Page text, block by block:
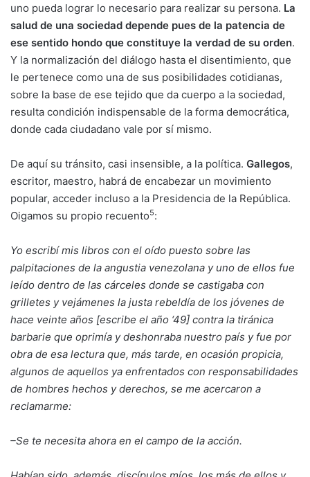
uno pueda lograr lo necesario para realizar su persona. La
salud de una sociedad depende pues de la patencia de
ese sentido hondo que constituye la verdad de su orden.
Y la normalización del diálogo hasta el disentimiento, que
le pertenece como una de sus posibilidades cotidianas,
sobre la base de ese tejido que da cuerpo a la sociedad,
resulta condición indispensable de la forma democrática,
donde cada ciudadano vale por sí mismo.
De aquí su tránsito, casi insensible, a la política. Gallegos,
escritor, maestro, habrá de encabezar un movimiento
popular, acceder incluso a la Presidencia de la República.
Oigamos su propio recuento5:
Yo escribí mis libros con el oído puesto sobre las
palpitaciones de la angustia venezolana y uno de ellos fue
leído dentro de las cárceles donde se castigaba con
grilletes y vejámenes la justa rebeldía de los jóvenes de
hace veinte años [escribe el año ‘49] contra la tiránica
barbarie que oprimía y deshonraba nuestro país y fue por
obra de esa lectura que, más tarde, en ocasión propicia,
algunos de aquellos ya enfrentados con responsabilidades
de hombres hechos y derechos, se me acercaron a
reclamarme:
–Se te necesita ahora en el campo de la acción.